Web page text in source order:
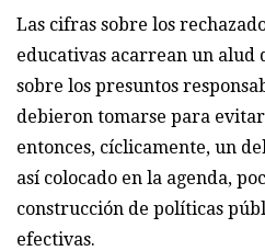
Las cifras sobre los
educativas acarrean un alud
sobre los presuntos
debieron tomarse para
entonces, cíclicamente, un
así colocado en la agenda,
construcción de políticas
efectivas.